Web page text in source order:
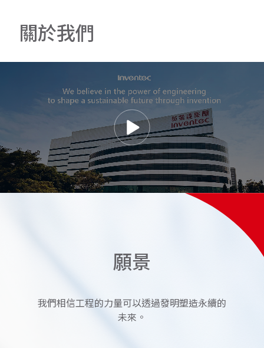
關於我們
願景
我們相信工程的力量可以透過發明塑造永續的
未來。